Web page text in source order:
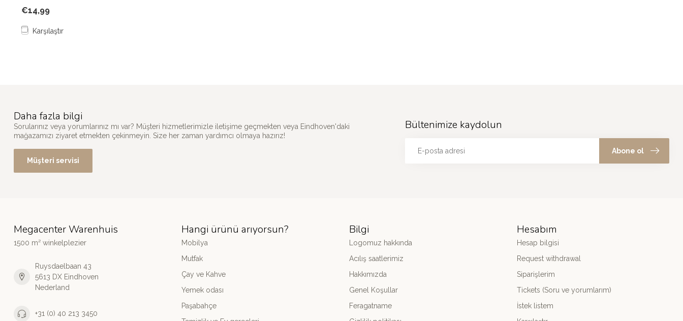
€14,99
Karşılaştır
Daha fazla bilgi
Sorularınız veya yorumlarınız mı var? Müşteri hizmetlerimizle iletişime geçmekten veya Eindhoven'daki
mağazamızı ziyaret etmekten çekinmeyin. Size her zaman yardımcı olmaya hazırız!
Müşteri servisi
Bültenimize kaydolun
Abone ol
Megacenter Warenhuis
1500 m² winkelplezier
Ruysdaelbaan 43
5613 DX Eindhoven
Nederland
+31 (0) 40 213 3450
Hangi ürünü arıyorsun?
Mobilya
Mutfak
Çay ve Kahve
Yemek odası
Paşabahçe
Bilgi
Logomuz hakkında
Acılış saatlerimiz
Hakkımızda
Genel Koşullar
Feragatname
Hesabım
Hesap bilgisi
Request withdrawal
Siparişlerim
Tickets (Soru ve yorumlarım)
İstek listem